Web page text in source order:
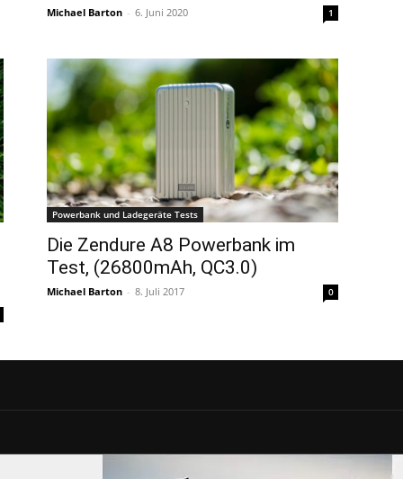
Michael Barton - 6. Juni 2020 1
Powerbank und Ladegeräte Tests
Die Zendure A8 Powerbank im
Test, (26800mAh, QC3.0)
Michael Barton - 8. Juli 2017 0